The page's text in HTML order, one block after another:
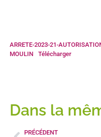
ARRETE-2023-21-
MOULIN
Télécharger
Dans la
PRÉCÉDENT